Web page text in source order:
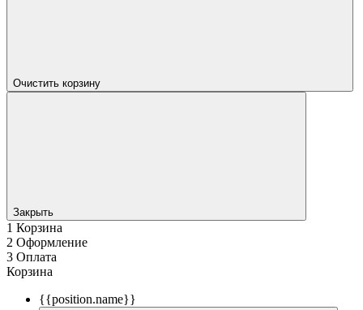
Очистить корзину
Закрыть
1 Корзина
2 Оформление
3 Оплата
Корзина
{{position.name}}